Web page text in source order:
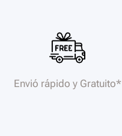
Envió rápido y Gratuito*